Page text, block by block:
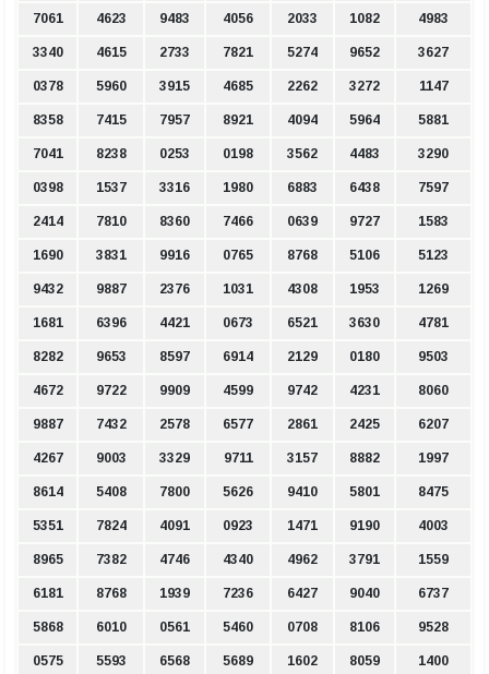
7061 4623 9483 4056 2033 1082 4983
3340 4615 2733 7821 5274 9652 3627
0378 5960 3915 4685 2262 3272 1147
8358 7415 7957 8921 4094 5964 5881
7041 8238 0253 0198 3562 4483 3290
0398 1537 3316 1980 6883 6438 7597
2414 7810 8360 7466 0639 9727 1583
1690 3831 9916 0765 8768 5106 5123
9432 9887 2376 1031 4308 1953 1269
1681 6396 4421 0673 6521 3630 4781
8282 9653 8597 6914 2129 0180 9503
4672 9722 9909 4599 9742 4231 8060
9887 7432 2578 6577 2861 2425 6207
4267 9003 3329 9711 3157 8882 1997
8614 5408 7800 5626 9410 5801 8475
5351 7824 4091 0923 1471 9190 4003
8965 7382 4746 4340 4962 3791 1559
6181 8768 1939 7236 6427 9040 6737
5868 6010 0561 5460 0708 8106 9528
0575 5593 6568 5689 1602 8059 1400